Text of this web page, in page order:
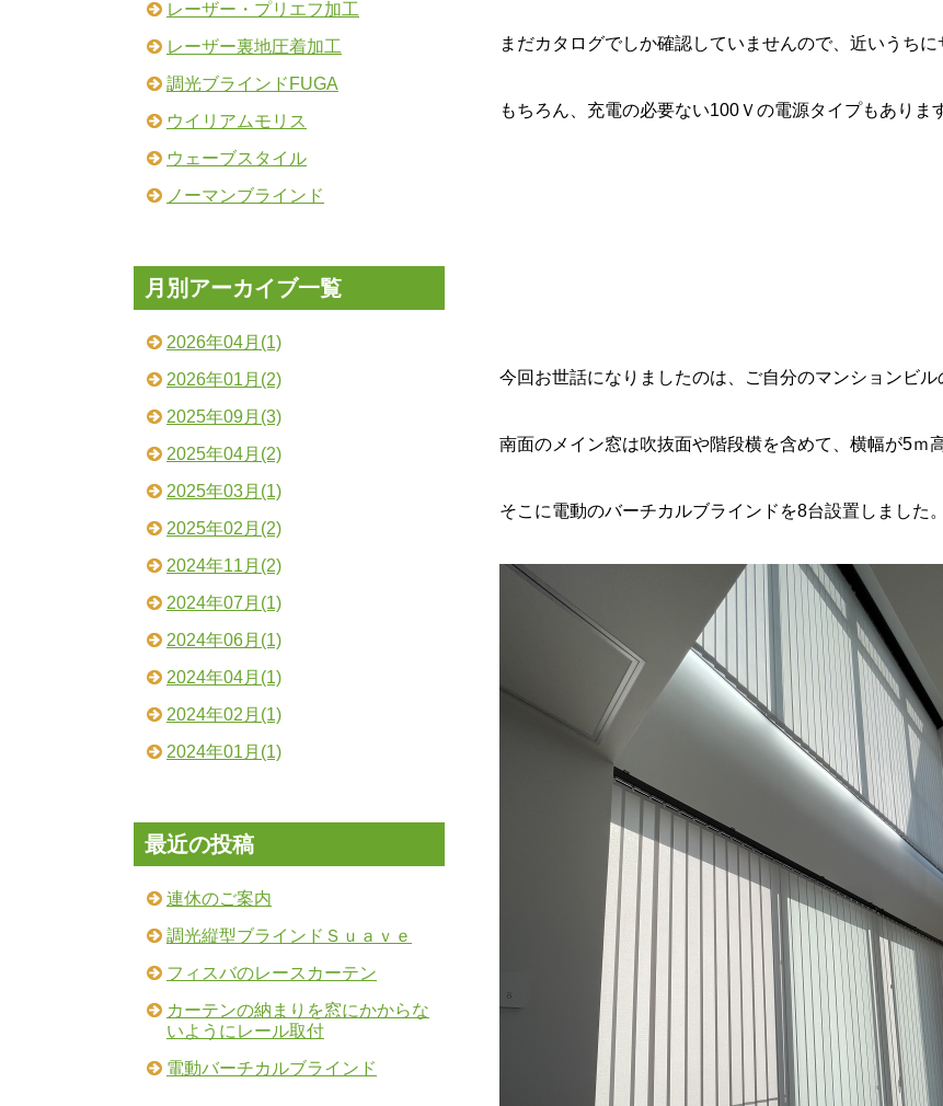
まだカタログでしか確認していませんので、近いうち
もちろん、充電の必要ない100Ｖの電源タイプもありま
今回お世話になりましたのは、ご自分のマンションビル
南面のメイン窓は吹抜面や階段横を含めて、横幅が5ｍ
そこに電動のバーチカルブラインドを8台設置しました。
レーザー・プリエフ加工
レーザー裏地圧着加工
調光ブラインドFUGA
ウイリアムモリス
ウェーブスタイル
ノーマンブラインド
月別アーカイブ一覧
2026年04月(1)
2026年01月(2)
2025年09月(3)
2025年04月(2)
2025年03月(1)
2025年02月(2)
2024年11月(2)
2024年07月(1)
2024年06月(1)
2024年04月(1)
2024年02月(1)
2024年01月(1)
最近の投稿
連休のご案内
調光縦型ブラインドＳｕａｖｅ
フィスバのレースカーテン
カーテンの納まりを窓にかからな
いようにレール取付
電動バーチカルブラインド